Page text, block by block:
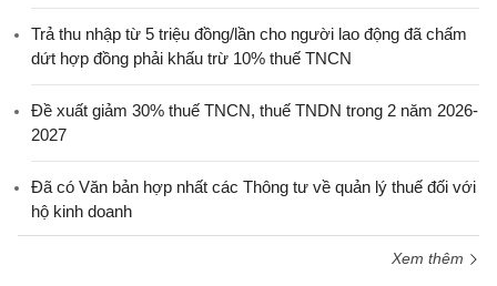
Trả thu nhập từ 5 triệu đồng/lần cho người lao động đã chấm
dứt hợp đồng phải khấu trừ 10% thuế TNCN
Đề xuất giảm 30% thuế TNCN, thuế TNDN trong 2 năm 2026-
2027
Đã có Văn bản hợp nhất các Thông tư về quản lý thuế đối với
hộ kinh doanh
Xem thêm